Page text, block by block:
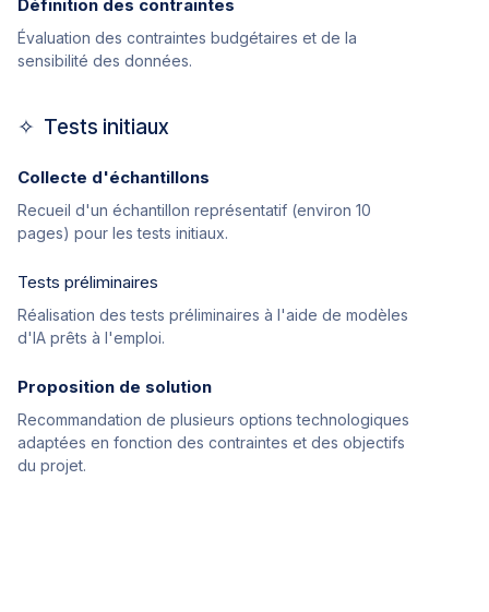
Définition des contraintes
Évaluation des contraintes budgétaires et de la
sensibilité des données.
✧ Tests initiaux
Collecte d'échantillons
Recueil d'un échantillon représentatif (environ 10
pages) pour les tests initiaux.
Tests préliminaires
Réalisation des tests préliminaires à l'aide de modèles
d'IA prêts à l'emploi.
Proposition de solution
Recommandation de plusieurs options technologiques
adaptées en fonction des contraintes et des objectifs
du projet.